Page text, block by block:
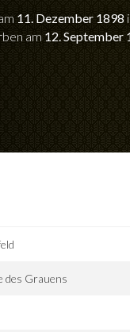
11. Dezember 1898
am 12. September
des Grauens